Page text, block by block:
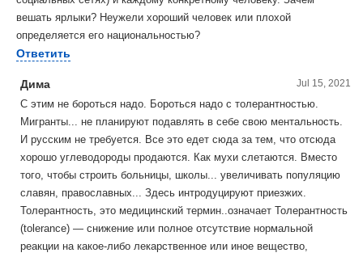
вешать ярлыки? Неужели хороший человек или плохой
определяется его национальностью?
Ответить
Дима Jul 15, 2021
С этим не бороться надо. Бороться надо с толерантностью.
Мигранты... не планируют подавлять в себе свою ментальность.
И русским не требуется. Все это едет сюда за тем, что отсюда
хорошо углеводороды продаются. Как мухи слетаются. Вместо
того, чтобы строить больницы, школы... увеличивать популяцию
славян, православных... Здесь интродуцируют приезжих.
Толерантность, это медицинский термин..означает Толерантность
(tolerance) — снижение или полное отсутствие нормальной
реакции на какое-либо лекарственное или иное вещество,